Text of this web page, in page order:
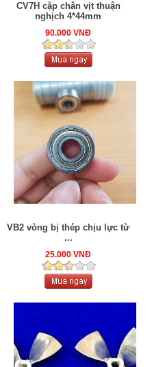
CV7H cặp chân vịt thuận
nghịch 4*44mm
90.000 VNĐ
VB2 vòng bị thép chịu lực từ
...
25.000 VNĐ